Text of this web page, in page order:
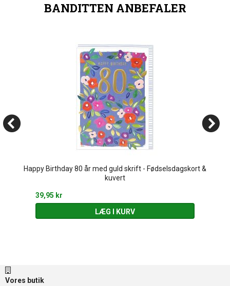
BANDITTEN ANBEFALER
Happy Birthday 80 år med guld skrift - Fødselsdagskort &
kuvert
39,95 kr
LÆG I KURV
Vores butik